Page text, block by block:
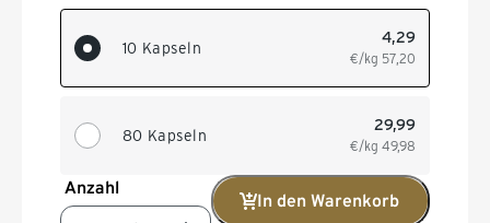
10 Kapseln
4,29
€/kg 57,20
80 Kapseln
29,99
€/kg 49,98
Anzahl
In den Warenkorb